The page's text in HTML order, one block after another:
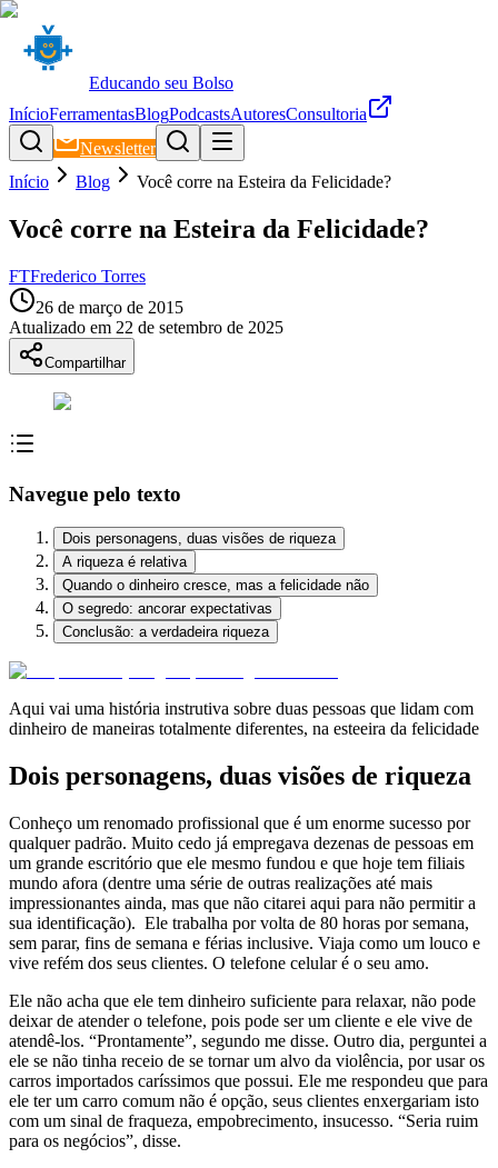
Educando seu Bolso
InícioFerramentasBlogPodcastsAutoresConsultoria
Newsletter
Início
Blog Você corre na Esteira da Felicidade?
Você corre na Esteira da Felicidade?
FTFrederico Torres
26 de março de 2015
Atualizado em 22 de setembro de 2025
Compartilhar
Navegue pelo texto
Dois personagens, duas visões de riqueza
A riqueza é relativa
Quando o dinheiro cresce, mas a felicidade não
O segredo: ancorar expectativas
Conclusão: a verdadeira riqueza
Aqui vai uma história instrutiva sobre duas pessoas que lidam com
dinheiro de maneiras totalmente diferentes, na esteeira da felicidade
Dois personagens, duas visões de riqueza
Conheço um renomado profissional que é um enorme sucesso por
qualquer padrão. Muito cedo já empregava dezenas de pessoas em
um grande escritório que ele mesmo fundou e que hoje tem filiais
mundo afora (dentre uma série de outras realizações até mais
impressionantes ainda, mas que não citarei aqui para não permitir a
sua identificação). Ele trabalha por volta de 80 horas por semana,
sem parar, fins de semana e férias inclusive. Viaja como um louco e
vive refém dos seus clientes. O telefone celular é o seu amo.
Ele não acha que ele tem dinheiro suficiente para relaxar, não pode
deixar de atender o telefone, pois pode ser um cliente e ele vive de
atendê-los. “Prontamente”, segundo me disse. Outro dia, perguntei a
ele se não tinha receio de se tornar um alvo da violência, por usar os
carros importados caríssimos que possui. Ele me respondeu que para
ele ter um carro comum não é opção, seus clientes enxergariam isto
com um sinal de fraqueza, empobrecimento, insucesso. “Seria ruim
para os negócios”, disse.